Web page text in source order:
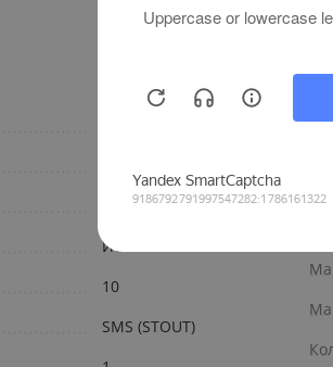
От -50 до +50
Италия
10
SMS (STOUT)